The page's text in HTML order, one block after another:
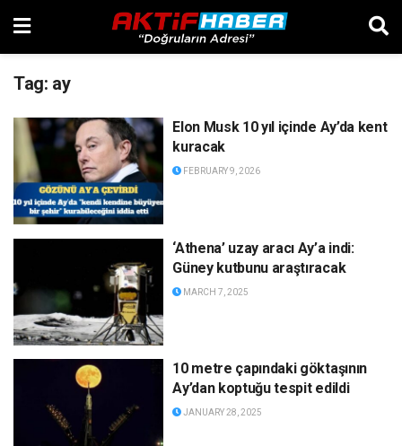
Tag: ay
Elon Musk 10 yıl içinde Ay’da kent
kuracak
FEBRUARY 9, 2026
‘Athena’ uzay aracı Ay’a indi:
Güney kutbunu araştıracak
MARCH 7, 2025
10 metre çapındaki göktaşının
Ay’dan koptuğu tespit edildi
JANUARY 28, 2025